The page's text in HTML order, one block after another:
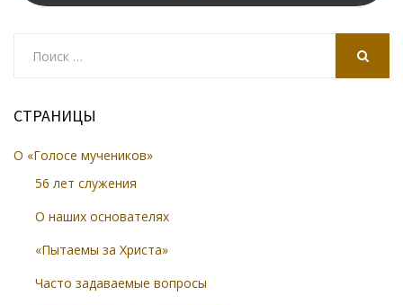
СТРАНИЦЫ
О «Голосе мучеников»
56 лет служения
О наших основателях
«Пытаемы за Христа»
Часто задаваемые вопросы